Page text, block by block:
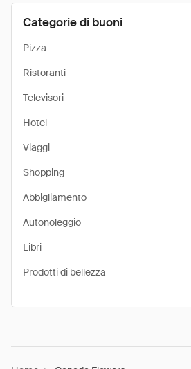
Categorie di buoni
Pizza
Ristoranti
Televisori
Hotel
Viaggi
Shopping
Abbigliamento
Autonoleggio
Libri
Prodotti di bellezza